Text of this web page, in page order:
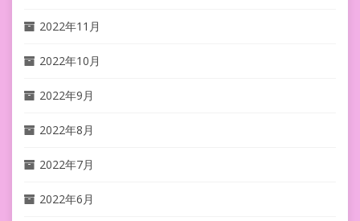
2022年11月
2022年10月
2022年9月
2022年8月
2022年7月
2022年6月